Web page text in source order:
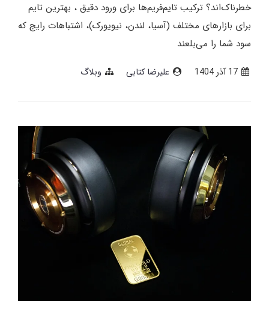
خطرناک‌اند؟ ترکیب تایم‌فریم‌ها برای ورود دقیق ، بهترین تایم
برای بازارهای مختلف (آسیا، لندن، نیویورک)، اشتباهات رایج که
سود شما را می‌بلعند
17 آذر 1404 علیرضا کتابی وبلاگ